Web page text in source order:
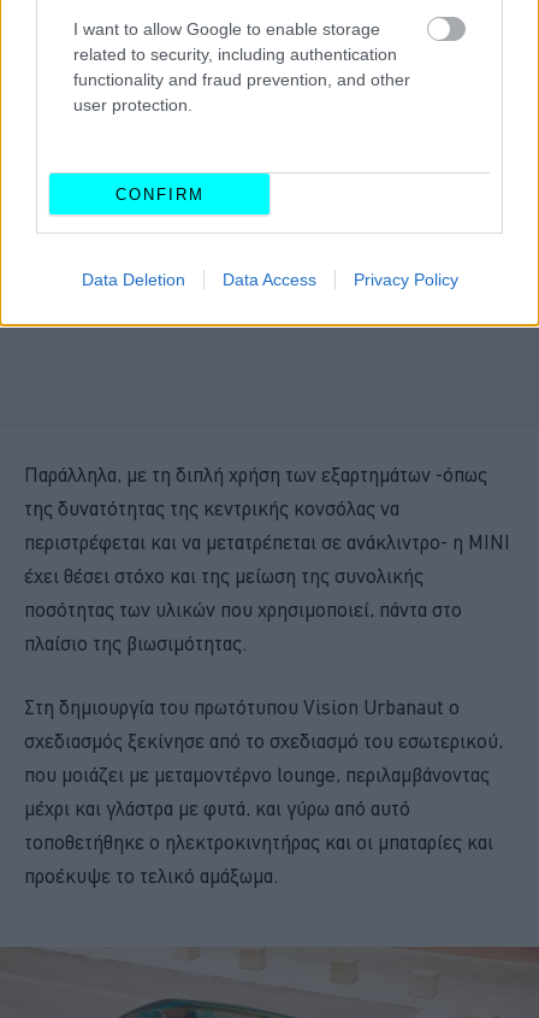
I want to allow Google to enable storage
related to security, including authentication
functionality and fraud prevention, and other
user protection.
CONFIRM
Data Deletion Data Access Privacy Policy
Παράλληλα, με τη διπλή χρήση των εξαρτημάτων -όπως
της δυνατότητας της κεντρικής κονσόλας να
περιστρέφεται και να μετατρέπεται σε ανάκλιντρο- η ΜΙΝΙ
έχει θέσει στόχο και της μείωση της συνολικής
ποσότητας των υλικών που χρησιμοποιεί, πάντα στο
πλαίσιο της βιωσιμότητας.
Στη δημιουργία του πρωτότυπου Vision Urbanaut ο
σχεδιασμός ξεκίνησε από το σχεδιασμό του εσωτερικού,
που μοιάζει με μεταμοντέρνο lounge, περιλαμβάνοντας
μέχρι και γλάστρα με φυτά, και γύρω από αυτό
τοποθετήθηκε ο ηλεκτροκινητήρας και οι μπαταρίες και
προέκυψε το τελικό αμάξωμα.